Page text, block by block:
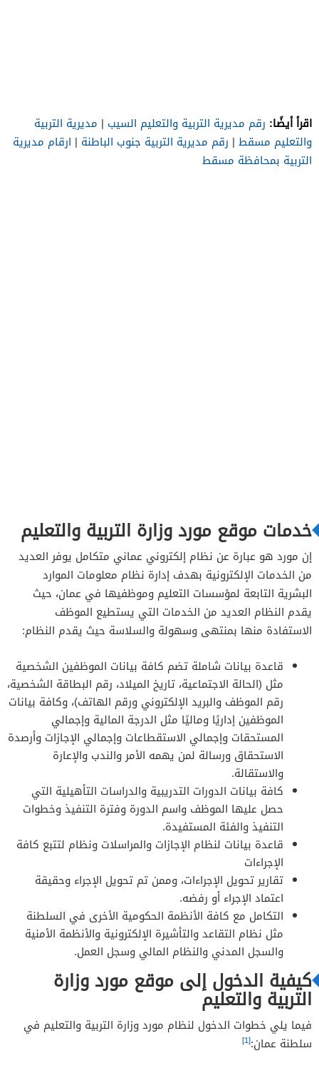
اقرأ أيضًا: رقم مديرية التربية والتعليم السيب | مديرية التربية
والتعليم مسقط | رقم مديرية التربية جنوب الباطنة | ارقام مديرية
التربية بمحافظة مسقط
خدمات موقع مورد وزارة التربية والتعليم
إن مورد هو عبارة عن نظام إلكتروني عماني متكامل يوفر العديد
من الخدمات الإلكترونية بهدف إدارة نظام معلومات الموارد
البشرية التابعة لمؤسسات التعليم وموظفيها في عمان، حيث
يقدم النظام العديد من الخدمات التي يستطيع الموظف
الاستفادة منها بمنتهى وسهولة والسلاسة حيث يقدم النظام:
قاعدة بيانات شاملة تضم كافة بيانات الموظفين الشخصية
مثل (الحالة الاجتماعية، تاريخ الميلاد، رقم البطاقة الشخصية،
رقم الموظف والبريد الإلكتروني ورقم الهاتف)، وكافة بيانات
الموظفين إداريًا وماليًا مثل الدرجة المالية وإجمالي
المستحقات وإجمالي الاستقطاعات وإجمالي الإجازات وأرصدة
الاستحقاق ورسالة لمن يهمه الأمر والندب والإعارة
والاستقالة.
كافة بيانات الدورات التدريبية والدراسات التأهيلية التي
حصل عليها الموظف واسم الدورة وفترة التنفيذ وخطوات
التنفيذ والفئة المستفيدة.
قاعدة بيانات لنظام الإجازات والمراسلات ونظام لتتبع كافة
الإجراءات
تقارير تحويل الإجراءات، وممن تم تحويل الإجراء وحقيقة
اعتماد الإجراء أو رفضه.
التكامل مع كافة الأنظمة الحكومية الأخرى في السلطنة
مثل نظام التقاعد والتأشيرة الإلكترونية والأنظمة الأمنية
والسجل المدني والنظام المالي وسجل العمل.
كيفية الدخول إلى موقع مورد وزارة
التربية والتعليم
فيما يلي خطوات الدخول لنظام مورد وزارة التربية والتعليم في
سلطنة عمان:[1]